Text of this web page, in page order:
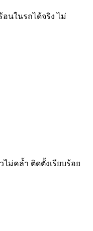
นในรถได้จริง ไม่
ไม่คล้ำ ติดตั้งเรียบร้อย